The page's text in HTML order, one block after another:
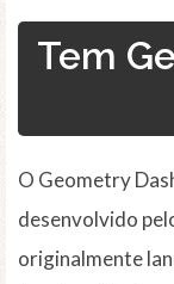
Tem
O Geometry
desenvolvido
originalmente